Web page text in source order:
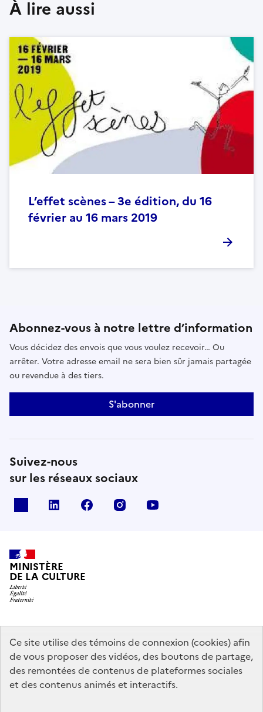
Ce site utilise des témoins de connexion (cookies) afin
de vous proposer des vidéos, des boutons de partage,
des remontées de contenus de plateformes sociales
et des contenus animés et interactifs.
À lire aussi
L’effet scènes – 3e édition, du 16
février au 16 mars 2019
Abonnez-vous à notre lettre d’information
Vous décidez des envois que vous voulez recevoir… Ou
arrêter. Votre adresse email ne sera bien sûr jamais partagée
ou revendue à des tiers.
S'abonner
Suivez-nous
sur les réseaux sociaux
linkedin facebook instagram
MINISTÈRE
DE LA CULTURE
data.gouv.fr legifrance.gouv.fr
info.gouv.fr
service-public.gouv.fr